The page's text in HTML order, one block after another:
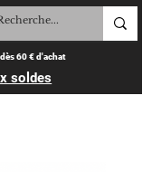
60 € d'achat
soldes